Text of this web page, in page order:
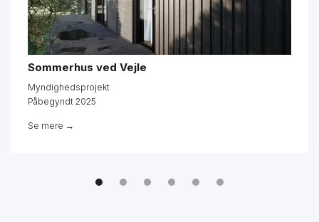
Sommerhus ved Vejle
Myndighedsprojekt
Påbegyndt 2025
Se mere →